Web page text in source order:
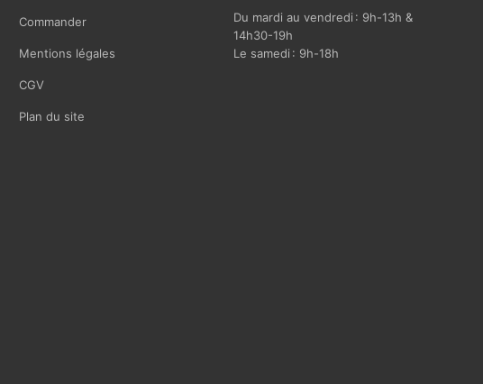
Commander
Mentions légales
CGV
Plan du site
Du mardi au vendredi : 9h-13h &
14h30-19h
Le samedi : 9h-18h